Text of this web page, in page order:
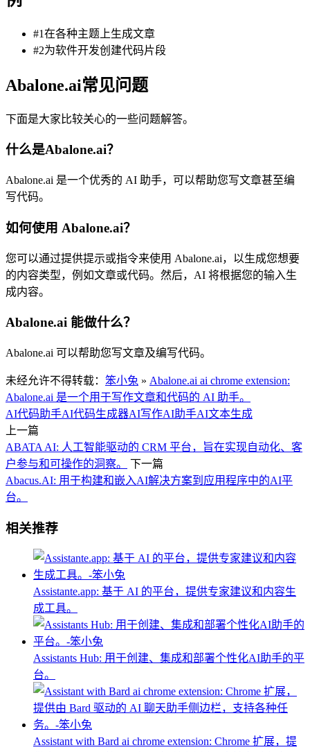
#1在各种主题上生成文章
#2为软件开发创建代码片段
Abalone.ai常见问题
下面是大家比较关心的一些问题解答。
什么是Abalone.ai？
Abalone.ai 是一个优秀的 AI 助手，可以帮助您写文章甚至编
写代码。
如何使用 Abalone.ai？
您可以通过提供提示或指令来使用 Abalone.ai，以生成您想要
的内容类型，例如文章或代码。然后，AI 将根据您的输入生
成内容。
Abalone.ai 能做什么？
Abalone.ai 可以帮助您写文章及编写代码。
未经允许不得转载： 笨小兔 » Abalone.ai ai chrome extension:
Abalone.ai 是一个用于写作文章和代码的 AI 助手。
AI代码助手AI代码生成器AI写作AI助手AI文本生成
上一篇
ABATA AI: 人工智能驱动的 CRM 平台，旨在实现自动化、客
户参与和可操作的洞察。
下一篇
Abacus.AI: 用于构建和嵌入AI解决方案到应用程序中的AI平
台。
相关推荐
Assistante.app: 基于 AI 的平台，提供专家建议和内容生
成工具。
Assistants Hub: 用于创建、集成和部署个性化AI助手的平
台。
Assistant with Bard ai chrome extension: Chrome 扩展，提